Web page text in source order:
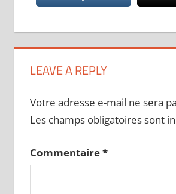
LEAVE A REPLY
Votre adresse e-mail ne sera
Les champs obligatoires sont
Commentaire*